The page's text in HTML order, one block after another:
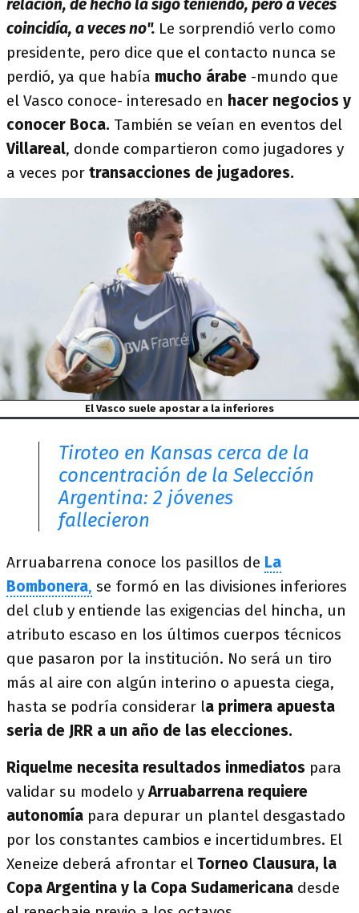
relación, de hecho la sigo teniendo, pero a veces
coincidía, a veces no". Le sorprendió verlo como
presidente, pero dice que el contacto nunca se
perdió, ya que había mucho árabe -mundo que
el Vasco conoce- interesado en hacer negocios y
conocer Boca. También se veían en eventos del
Villareal, donde compartieron como jugadores y
a veces por transacciones de jugadores.
El Vasco suele apostar a la inferiores
Tiroteo en Kansas cerca de la
concentración de la Selección
Argentina: 2 jóvenes
fallecieron
Arruabarrena conoce los pasillos de La
Bombonera, se formó en las divisiones inferiores
del club y entiende las exigencias del hincha, un
atributo escaso en los últimos cuerpos técnicos
que pasaron por la institución. No será un tiro
más al aire con algún interino o apuesta ciega,
hasta se podría considerar la primera apuesta
seria de JRR a un año de las elecciones.
Riquelme necesita resultados inmediatos para
validar su modelo yArruabarrena requiere
autonomía para depurar un plantel desgastado
por los constantes cambios e incertidumbres. El
Xeneize deberá afrontar el Torneo Clausura, la
Copa Argentina y la Copa Sudamericana desde